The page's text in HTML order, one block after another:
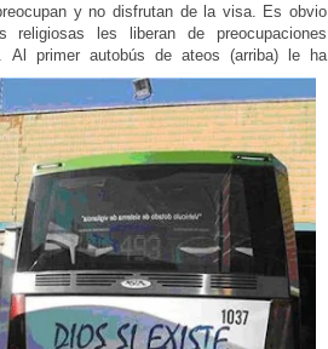
y no disfrutan de la visa. Es obvio
religiosas les liberan de preocupaciones
Al primer autobús de ateos (arriba) le ha